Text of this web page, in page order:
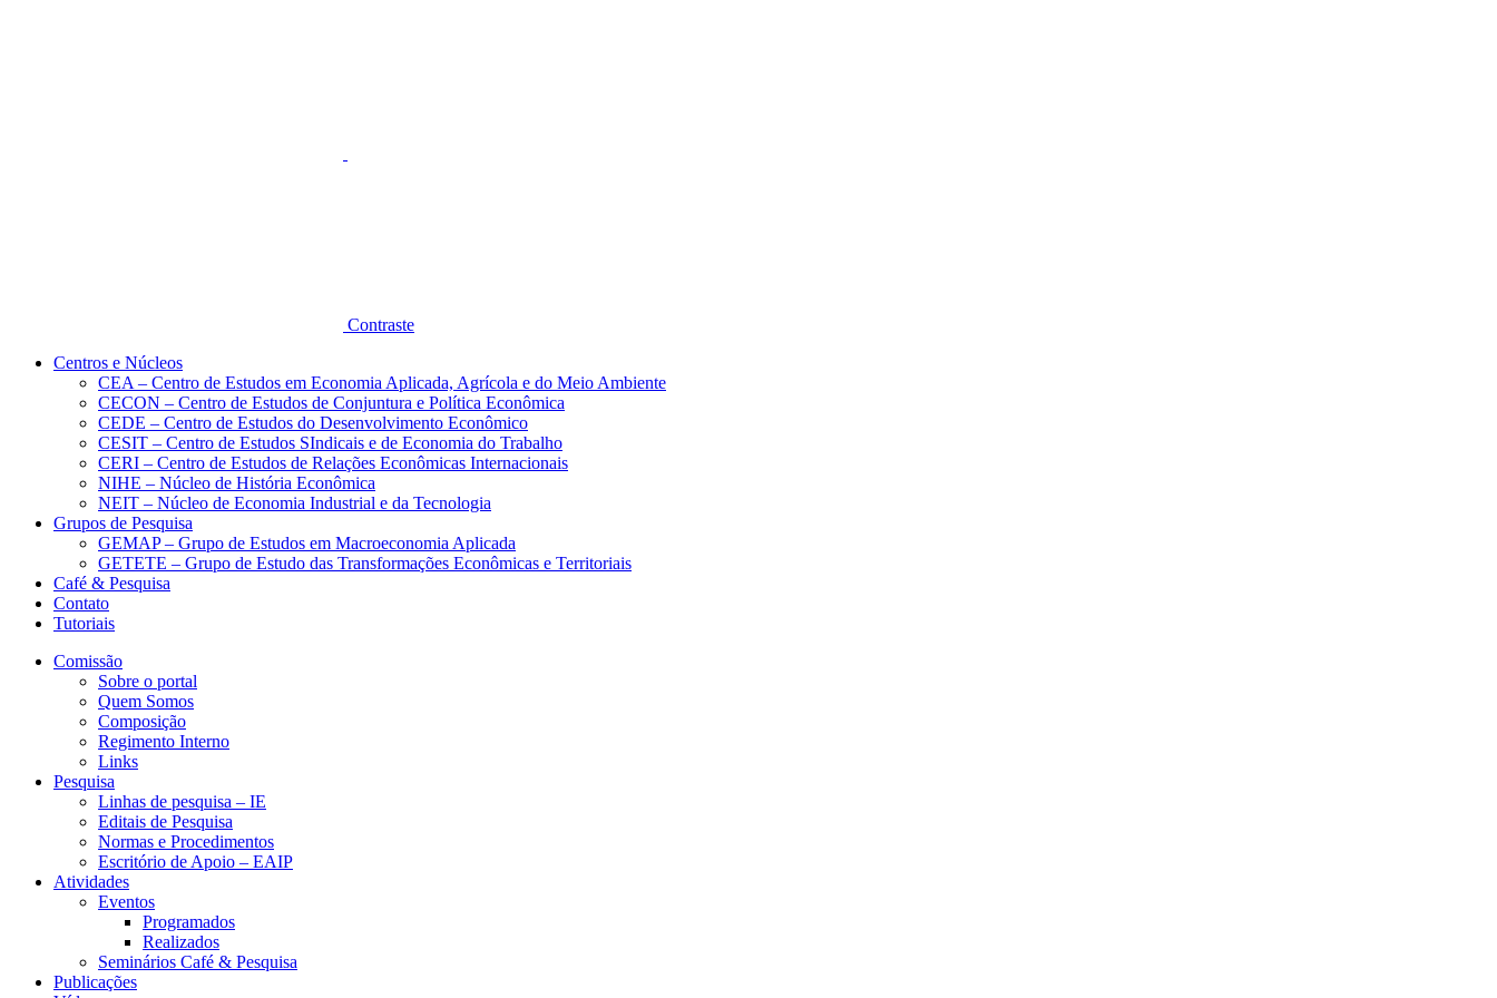
Contraste
Centros e Núcleos
CEA – Centro de Estudos em Economia Aplicada, Agrícola e do Meio Ambiente
CECON – Centro de Estudos de Conjuntura e Política Econômica
CEDE – Centro de Estudos do Desenvolvimento Econômico
CESIT – Centro de Estudos SIndicais e de Economia do Trabalho
CERI – Centro de Estudos de Relações Econômicas Internacionais
NIHE – Núcleo de História Econômica
NEIT – Núcleo de Economia Industrial e da Tecnologia
Grupos de Pesquisa
GEMAP – Grupo de Estudos em Macroeconomia Aplicada
GETETE – Grupo de Estudo das Transformações Econômicas e Territoriais
Café & Pesquisa
Contato
Tutoriais
Comissão
Sobre o portal
Quem Somos
Composição
Regimento Interno
Links
Pesquisa
Linhas de pesquisa – IE
Editais de Pesquisa
Normas e Procedimentos
Escritório de Apoio – EAIP
Atividades
Eventos
Programados
Realizados
Seminários Café & Pesquisa
Publicações